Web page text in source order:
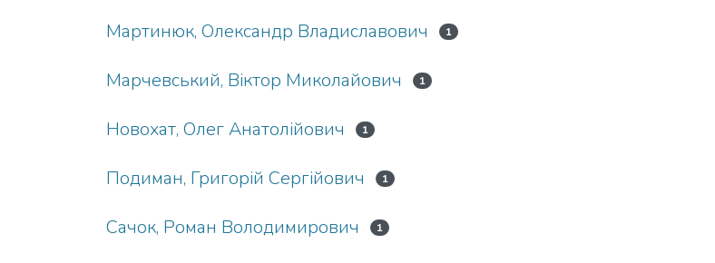
Мартинюк, Олександр Владиславович 1
Марчевський, Віктор Миколайович 1
Новохат, Олег Анатолійович 1
Подиман, Григорій Сергійович 1
Сачок, Роман Володимирович 1